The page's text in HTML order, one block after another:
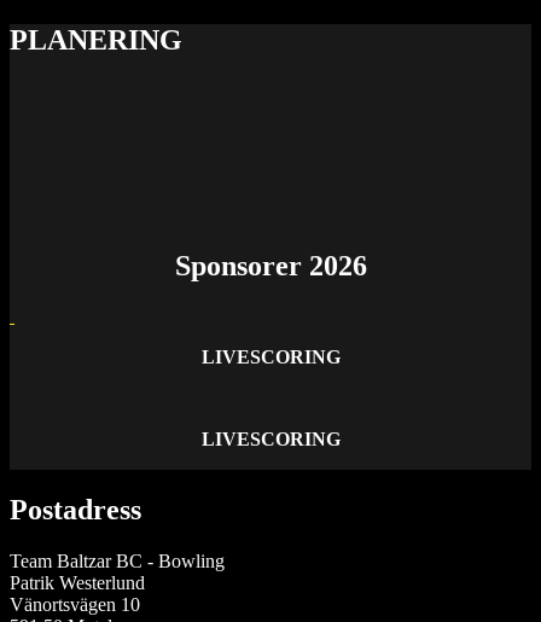
PLANERING
Sponsorer 2026
LIVESCORING
LIVESCORING
Postadress
Team Baltzar BC - Bowling
Patrik Westerlund
Vänortsvägen 10